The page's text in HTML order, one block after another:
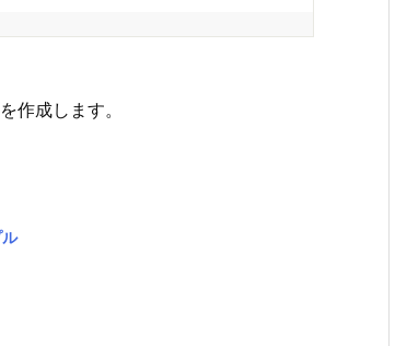
作成します。